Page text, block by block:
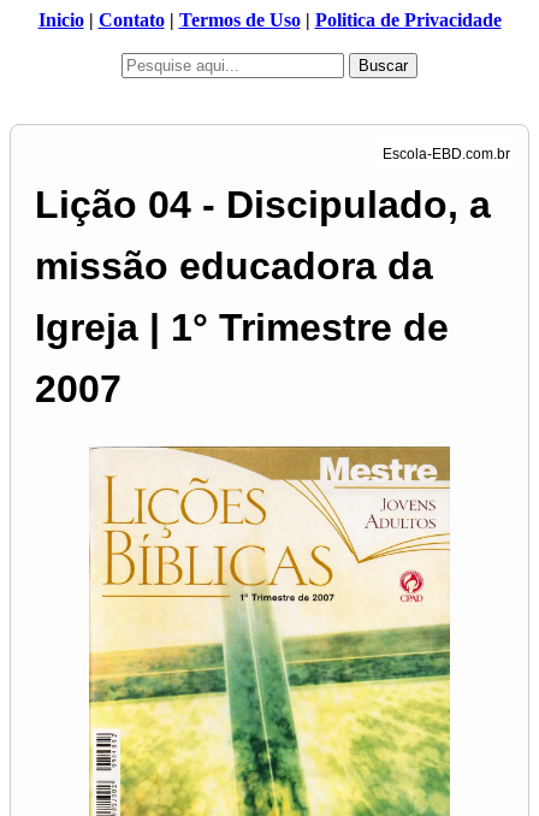
Inicio| Contato| Termos de Uso| Politica de Privacidade
Buscar
Lição 04 - Discipulado, a
missão educadora da
Igreja | 1° Trimestre de
2007